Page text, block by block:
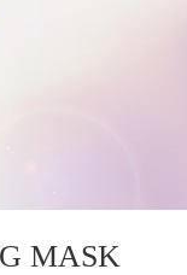
MASK